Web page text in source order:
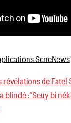
révélations de Fatel
blindé :”Seuy bi